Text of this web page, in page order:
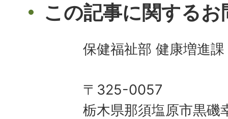
この記事に関する
保健福祉部 健康増進課
〒325-0057
栃木県那須塩原市黒磯